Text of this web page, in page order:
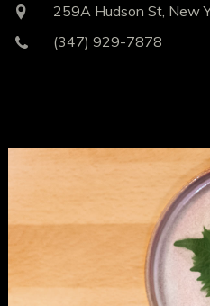
259A Hudson St, New
(347) 929-7878